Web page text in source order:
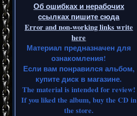
Об ошибках и нерабочих
ссылках пишите сюда
Error and non-working links write
here
Материал предназначен для
ознакомления!
Если вам понравился альбом,
купите диск в магазине.
The material is intended for review!
If you liked the album, buy the CD in
the store.